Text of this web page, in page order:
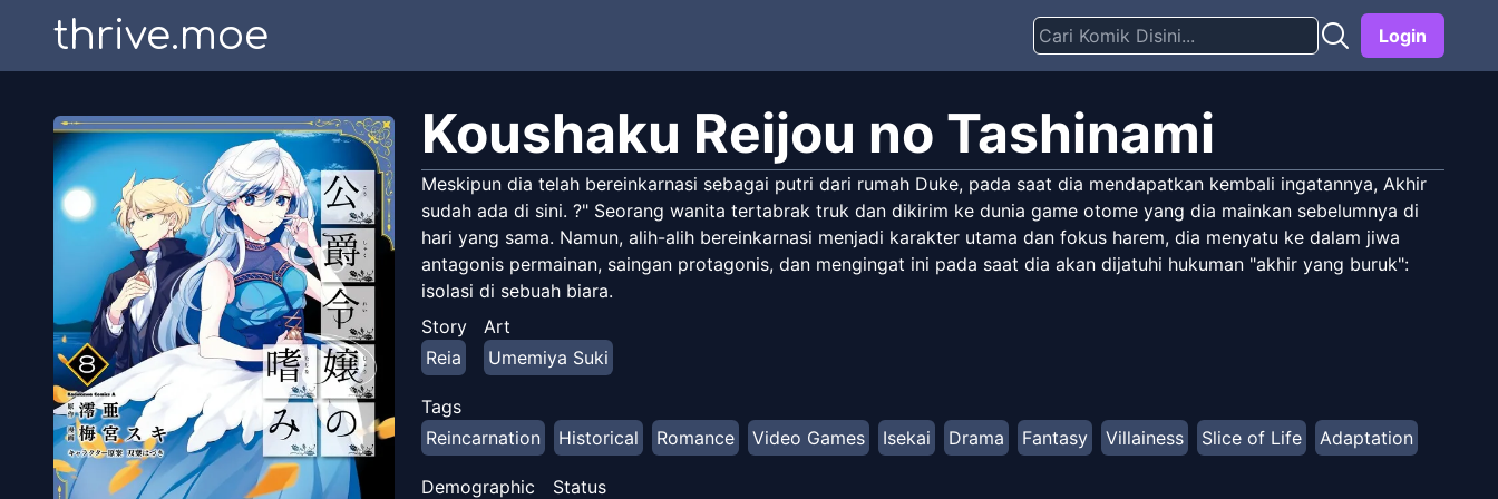
thrive.moe Login
Koushaku Reijou no Tashinami
Meskipun dia telah bereinkarnasi sebagai putri dari rumah Duke, pada saat dia mendapatkan kembali ingatannya, Akhir
sudah ada di sini. ?" Seorang wanita tertabrak truk dan dikirim ke dunia game otome yang dia mainkan sebelumnya di
hari yang sama. Namun, alih-alih bereinkarnasi menjadi karakter utama dan fokus harem, dia menyatu ke dalam jiwa
antagonis permainan, saingan protagonis, dan mengingat ini pada saat dia akan dijatuhi hukuman "akhir yang buruk":
isolasi di sebuah biara.
Story
Reia
Art
Umemiya Suki
Tags
Reincarnation
Historical Romance Video Games Isekai Drama Fantasy Villainess Slice of Life Adaptation
Demographic
Status